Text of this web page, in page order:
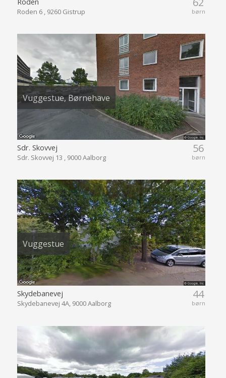
børn
Roden 6 , 9260 Gistrup
Vuggestue, Børnehave
56
børn
Sdr. Skovvej
Sdr. Skovvej 13 , 9000 Aalborg
Vuggestue
44
børn
Skydebanevej
Skydebanevej 4A, 9000 Aalborg